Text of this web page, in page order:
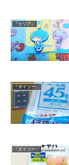
『セリア』
『ダイソー』
『ダイソー』